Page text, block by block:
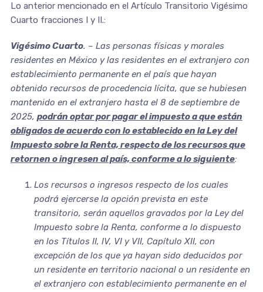
Lo anterior mencionado en el Artículo Transitorio Vigésimo
Cuarto fracciones I y II.:
Vigésimo Cuarto. – Las personas físicas y morales
residentes en México y las residentes en el extranjero con
establecimiento permanente en el país que hayan
obtenido recursos de procedencia lícita, que se hubiesen
mantenido en el extranjero hasta el 8 de septiembre de
2025, podrán optar por pagar el impuesto a que están
obligados de acuerdo con lo establecido en la Ley del
Impuesto sobre la Renta, respecto de los recursos que
retornen o ingresen al país, conforme a lo siguiente:
Los recursos o ingresos respecto de los cuales
podrá ejercerse la opción prevista en este
transitorio, serán aquellos gravados por la Ley del
Impuesto sobre la Renta, conforme a lo dispuesto
en los Títulos II, IV, VI y VII, Capítulo XII, con
excepción de los que ya hayan sido deducidos por
un residente en territorio nacional o un residente en
el extranjero con establecimiento permanente en el